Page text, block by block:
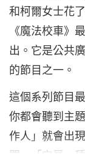
和柯爾女士花
《魔法校車》
出。它是公共
的節目之一。
這個系列節目
你都會聽到主
作人」就會出